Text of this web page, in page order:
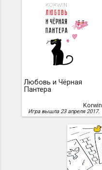
Любовь и Чёрная
Пантера
Korwin
Игра вышла 23 апреля 2017.